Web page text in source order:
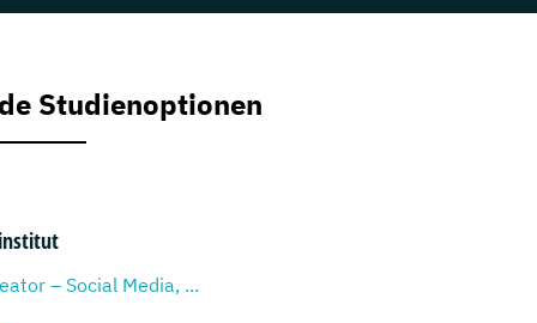
Studienoptionen
– Social Media, ...